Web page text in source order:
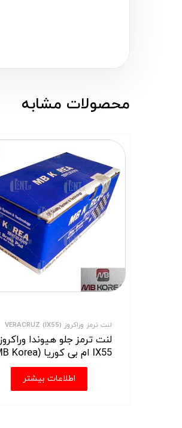
محصولات مشابه
لنت ترمز وراکروز VERACRUZ (IX55)
لنت ترمز جلو هیوندا وراکروز
IX55 ام بی کوریا (MB Korea)
اطلاعات بیشتر